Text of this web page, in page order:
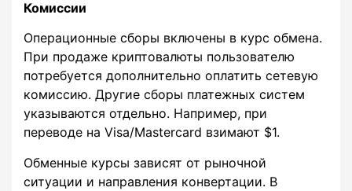
Комиссии
Операционные сборы включены в курс обмена.
При продаже криптовалюты пользователю
потребуется дополнительно оплатить сетевую
комиссию. Другие сборы платежных систем
указываются отдельно. Например, при
переводе на Visa/Mastercard взимают $1.
Обменные курсы зависят от рыночной
ситуации и направления конвертации. В